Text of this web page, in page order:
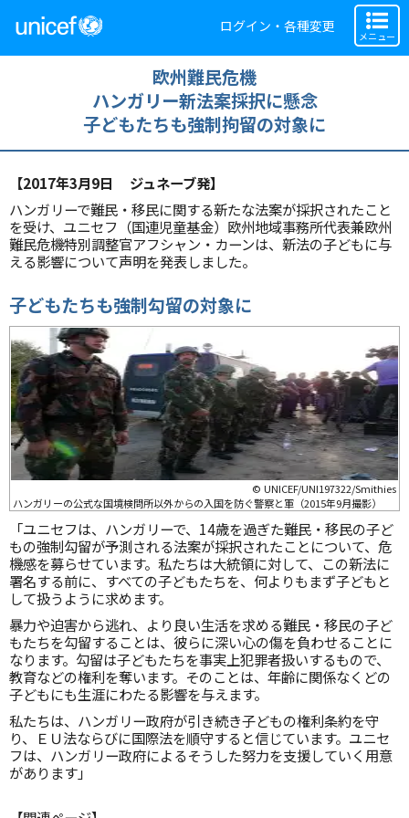
ログイン・各種変更
メニュー
欧州難民危機
ハンガリー新法案採択に懸念
子どもたちも強制拘留の対象に
【2017年3月9日 ジュネーブ発】
ハンガリーで難民・移民に関する新たな法案が採択されたこと
を受け、ユニセフ（国連児童基金）欧州地域事務所代表兼欧州
難民危機特別調整官アフシャン・カーンは、新法の子どもに与
える影響について声明を発表しました。
子どもたちも強制勾留の対象に
© UNICEF/UNI197322/Smithies
ハンガリーの公式な国境検問所以外からの入国を防ぐ警察と軍（2015年9月撮影）
「ユニセフは、ハンガリーで、14歳を過ぎた難民・移民の子ど
もの強制勾留が予測される法案が採択されたことについて、危
機感を募らせています。私たちは大統領に対して、この新法に
署名する前に、すべての子どもたちを、何よりもまず子どもと
して扱うように求めます。
暴力や迫害から逃れ、より良い生活を求める難民・移民の子ど
もたちを勾留することは、彼らに深い心の傷を負わせることに
なります。勾留は子どもたちを事実上犯罪者扱いするもので、
教育などの権利を奪います。そのことは、年齢に関係なくどの
子どもにも生涯にわたる影響を与えます。
私たちは、ハンガリー政府が引き続き子どもの権利条約を守
り、ＥＵ法ならびに国際法を順守すると信じています。ユニセ
フは、ハンガリー政府によるそうした努力を支援していく用意
があります」